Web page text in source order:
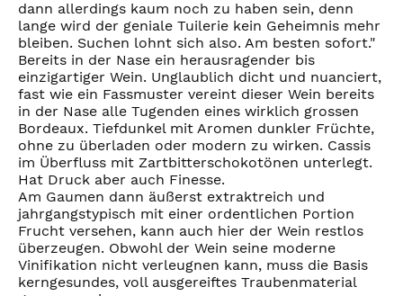
dann allerdings kaum noch zu haben sein, denn
lange wird der geniale Tuilerie kein Geheimnis mehr
bleiben. Suchen lohnt sich also. Am besten sofort."
Bereits in der Nase ein herausragender bis
einzigartiger Wein. Unglaublich dicht und nuanciert,
fast wie ein Fassmuster vereint dieser Wein bereits
in der Nase alle Tugenden eines wirklich grossen
Bordeaux. Tiefdunkel mit Aromen dunkler Früchte,
ohne zu überladen oder modern zu wirken. Cassis
im Überfluss mit Zartbitterschokotönen unterlegt.
Hat Druck aber auch Finesse.
Am Gaumen dann äußerst extraktreich und
jahrgangstypisch mit einer ordentlichen Portion
Frucht versehen, kann auch hier der Wein restlos
überzeugen. Obwohl der Wein seine moderne
Vinifikation nicht verleugnen kann, muss die Basis
kerngesundes, voll ausgereiftes Traubenmaterial